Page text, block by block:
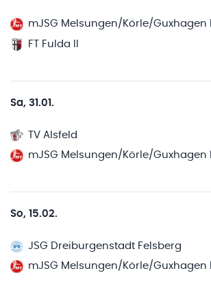
mJSG Melsungen/Körle/Guxhagen II
FT Fulda II
Sa, 31.01.
TV Alsfeld
mJSG Melsungen/Körle/Guxhagen II
So, 15.02.
JSG Dreiburgenstadt Felsberg
mJSG Melsungen/Körle/Guxhagen II